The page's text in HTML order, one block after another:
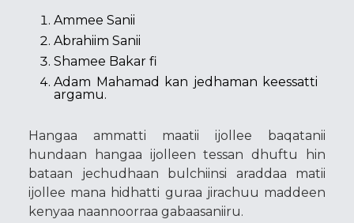
Ammee Sanii
Abrahiim Sanii
Shamee Bakar fi
Adam Mahamad kan jedhaman keessatti
argamu.
Hangaa ammatti maatii ijollee baqatanii
hundaan hangaa ijolleen tessan dhuftu hin
bataan jechudhaan bulchiinsi araddaa matii
ijollee mana hidhatti guraa jirachuu maddeen
kenyaa naannoorraa gabaasaniiru.